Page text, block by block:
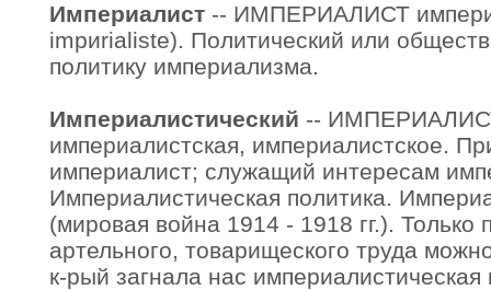
Империалист -- ИМПЕРИАЛИСТ
impиrialiste). Политический или
политику империализма.
Империалистический --
империалистская, империалистское.
империалист; служащий интересам
Империалистическая политика.
(мировая война 1914 - 1918 гг.).
артельного, товарищеского труда
к-рый загнала нас